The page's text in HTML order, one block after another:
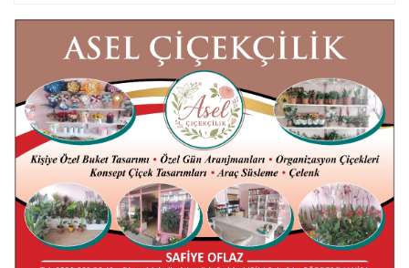
Mert AKAR
Röportaj Serisi-46: Konuk =Prof.Dr.Hakan
Atalay (Psikanaliz)
Hüseyin TUNÇAY
Gökçeada Gezimiz-IV
İsmail AYBEY
Belma Sebil'i Tanıyor Musunuz?